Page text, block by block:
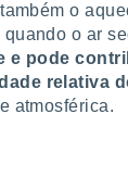
o
o ar
e pode
relativa
atmosférica.